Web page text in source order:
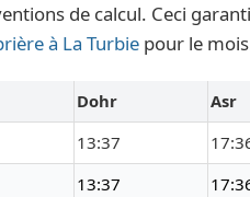
de calcul. Ceci
à La Turbie pour le
Dohr Asr
13:37
13:37